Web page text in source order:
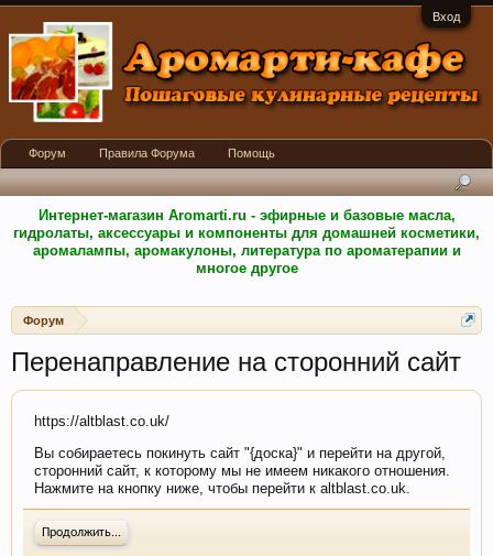
Вход
Интернет-магазин Aromarti.ru - эфирные и базовые масла,
гидролаты, аксессуары и компоненты для домашней косметики,
аромалампы, аромакулоны, литература по ароматерапии и
многое другое
Форум
Перенаправление на сторонний сайт
https://altblast.co.uk/
Вы собираетесь покинуть сайт "{доска}" и перейти на другой,
сторонний сайт, к которому мы не имеем никакого отношения.
Нажмите на кнопку ниже, чтобы перейти к altblast.co.uk.
Продолжить...
Форум Правила Форума Помощь